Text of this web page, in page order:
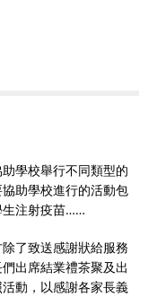
學校舉行不同類型的
助學校進行的活動包
生注射疫苗……
了致送感謝狀給服務
出席結業禮茶聚及出
動，以感謝各家長義